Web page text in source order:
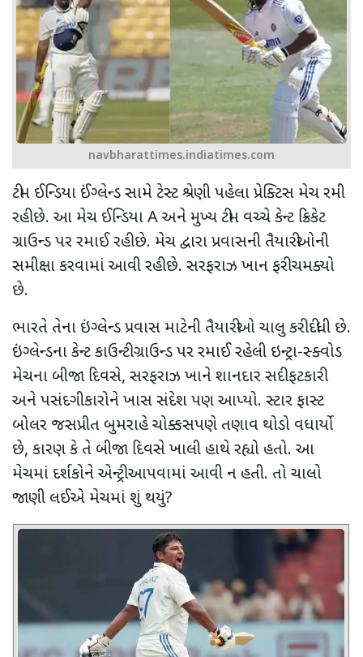
navbharattimes.indiatimes.com
ટીમ ઈન્ડિયા ઈંગ્લેન્ડ સામે ટેસ્ટ શ્રેણી પહેલા પ્રેક્ટિસ મેચ રમી
રહી છે. આ મેચ ઈન્ડિયાAઅને મુખ્ય ટીમ વચ્ચે કેન્ટ ક્રિકેટ
ગ્રાઉન્ડ પર રમાઈ રહી છે. મેચ દ્વારા પ્રવાસની તૈયારીઓની
સમીક્ષા કરવામાં આવી રહી છે. સરફરાઝ ખાન ફરી ચમક્યો
છે.
ભારતે તેના ઇંગ્લેન્ડ પ્રવાસ માટેની તૈયારીઓ ચાલુ કરી દીધી છે.
ઇંગ્લેન્ડના કેન્ટ કાઉન્ટી ગ્રાઉન્ડ પર રમાઈ રહેલી ઇન્ટ્રા-સ્ક્વોડ
મેચના બીજા દિવસે, સરફરાઝ ખાને શાનદાર સદી ફટકારી
અને પસંદગીકારોને ખાસ સંદેશ પણ આપ્યો. સ્ટાર ફાસ્ટ
બોલર જસપ્રીત બુમરાહે ચોક્કસપણે તણાવ થોડો વધાર્યો
છે, કારણ કે તે બીજા દિવસે ખાલી હાથે રહ્યો હતો. આ
મેચમાં દર્શકોને એન્ટ્રી આપવામાં આવી ન હતી. તો ચાલો
જાણી લઈએ મેચમાં શું થયું?